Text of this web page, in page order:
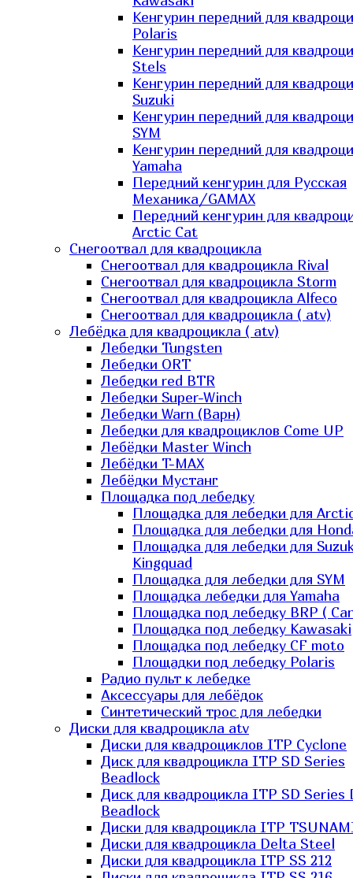
Кенгурин передний для
Polaris
Кенгурин передний для
Stels
Кенгурин передний для
Suzuki
Кенгурин передний для
SYM
Кенгурин передний для
Yamaha
Передний кенгурин для Русская
Механика/GAMAX
Передний кенгурин для
Arctic Cat
Снегоотвал для квадроцикла
Снегоотвал для квадроцикла Rival
Снегоотвал для квадроцикла Storm
Снегоотвал для квадроцикла Alfeco
Снегоотвал для квадроцикла ( atv)
Лебёдка для квадроцикла ( atv)
Лебедки Tungsten
Лебедки ORT
Лебедки red BTR
Лебедки Super-Winch
Лебедки Warn (Варн)
Лебедки для квадроциклов Come UP
Лебёдки Master Winch
Лебёдки T-MAX
Лебёдки Мустанг
Площадка под лебедку
Площадка для лебедки для
Площадка для лебедки для
Площадка для лебедки для
Kingquad
Площадка для лебедки для SYM
Площадка лебедки для Yamaha
Площадка под лебедку BRP (
Площадка под лебедку Kawasaki
Площадка под лебедку СF moto
Площадки под лебедку Polaris
Радио пульт к лебедке
Аксессуары для лебёдок
Синтетический трос для лебедки
Диски для квадроцикла atv
Диски для квадроциклов ITP Cyclone
Диск для квадроцикла ITP SD Series
Beadlock
Диск для квадроцикла ITP SD Series
Beadlock
Диски для квадроцикла ITP
Диски для квадроцикла Delta Steel
Диски для квадроцикла ITP SS 212